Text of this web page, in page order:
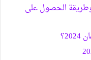
الحصول على